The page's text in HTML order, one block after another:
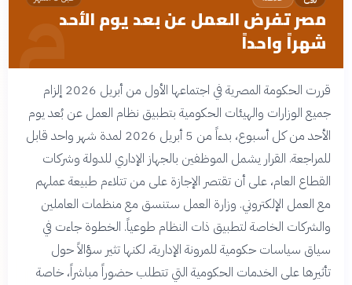
ممصر تفرض العمل عن بعد يوم الأحد
شهراً واحداً
قررت الحكومة المصرية في اجتماعها الأول من أبريل 2026 إلزام
جميع الوزارات والهيئات الحكومية بتطبيق نظام العمل عن بُعد يوم
الأحد من كل أسبوع، بدءاً من 5 أبريل 2026 لمدة شهر واحد قابل
للمراجعة. القرار يشمل الموظفين بالجهاز الإداري للدولة وشركات
القطاع العام، على أن تقتصر الإجازة على من تتلاءم طبيعة عملهم
مع العمل الإلكتروني. وزارة العمل ستنسق مع منظمات العاملين
والشركات الخاصة لتطبيق ذات النظام طوعياً. الخطوة جاءت في
سياق سياسات حكومية للمرونة الإدارية، لكنها تثير سؤالاً حول
تأثيرها على الخدمات الحكومية التي تتطلب حضوراً مباشراً، خاصة